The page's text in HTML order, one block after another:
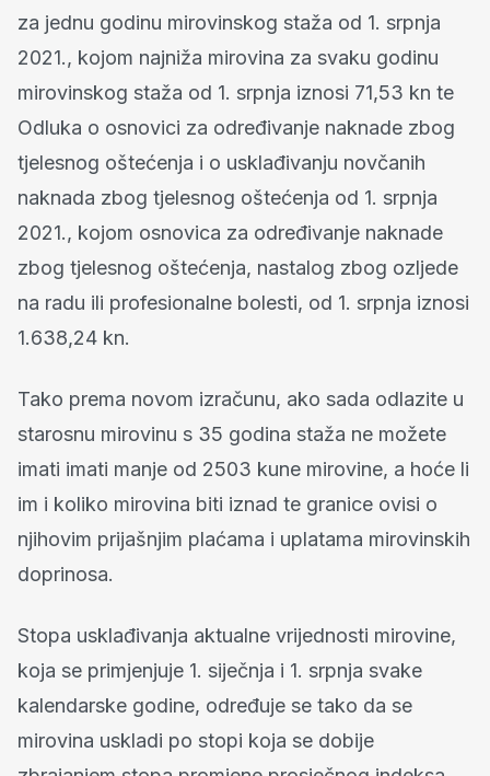
za jednu godinu mirovinskog staža od 1. srpnja
2021., kojom najniža mirovina za svaku godinu
mirovinskog staža od 1. srpnja iznosi 71,53 kn te
Odluka o osnovici za određivanje naknade zbog
tjelesnog oštećenja i o usklađivanju novčanih
naknada zbog tjelesnog oštećenja od 1. srpnja
2021., kojom osnovica za određivanje naknade
zbog tjelesnog oštećenja, nastalog zbog ozljede
na radu ili profesionalne bolesti, od 1. srpnja iznosi
1.638,24 kn.
Tako prema novom izračunu, ako sada odlazite u
starosnu mirovinu s 35 godina staža ne možete
imati imati manje od 2503 kune mirovine, a hoće li
im i koliko mirovina biti iznad te granice ovisi o
njihovim prijašnjim plaćama i uplatama mirovinskih
doprinosa.
Stopa usklađivanja aktualne vrijednosti mirovine,
koja se primjenjuje 1. siječnja i 1. srpnja svake
kalendarske godine, određuje se tako da se
mirovina uskladi po stopi koja se dobije